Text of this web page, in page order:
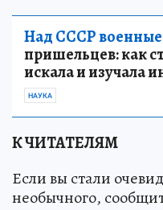
Над СССР военные
пришельцев: как
искала и изучала
НАУКА
К ЧИТАТЕЛЯМ
Если вы стали
необычного,